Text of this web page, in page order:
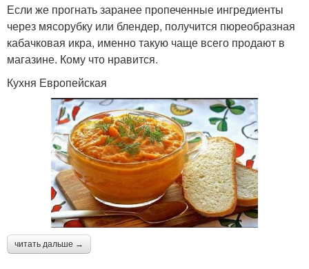
Если же прогнать заранее пропеченные ингредиенты
через мясорубку или блендер, получится пюреобразная
кабачковая икра, именно такую чаще всего продают в
магазине. Кому что нравится.
Кухня Европейская
читать дальше →